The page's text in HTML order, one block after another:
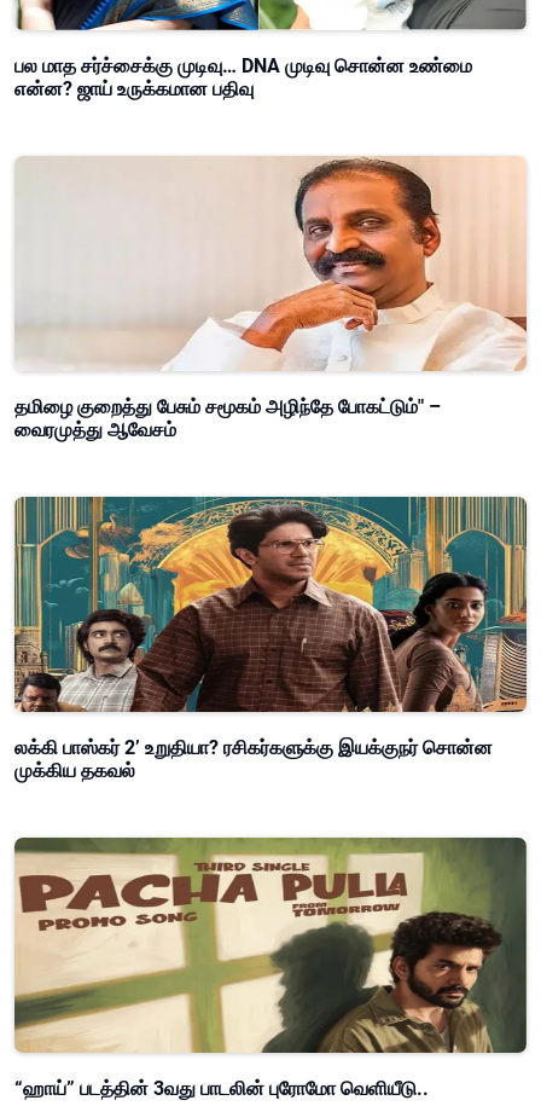
பல மாத சர்ச்சைக்கு முடிவு… DNA முடிவு சொன்ன உண்மை
என்ன? ஜாய் உருக்கமான பதிவு
தமிழை குறைத்து பேசும் சமூகம் அழிந்தே போகட்டும்" –
வைரமுத்து ஆவேசம்
லக்கி பாஸ்கர் 2’ உறுதியா? ரசிகர்களுக்கு இயக்குநர் சொன்ன
முக்கிய தகவல்
“ஹாய்” படத்தின் 3வது பாடலின் புரோமோ வெளியீடு..